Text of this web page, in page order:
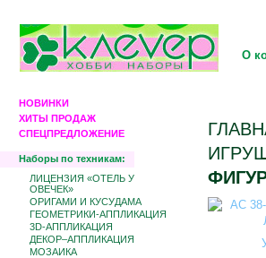
О
НОВИНКИ
ХИТЫ ПРОДАЖ
СПЕЦПРЕДЛОЖЕНИЕ
Наборы по техникам:
ЛИЦЕНЗИЯ «ОТЕЛЬ У
ОВЕЧЕК»
ОРИГАМИ И КУСУДАМА
ГЕОМЕТРИКИ-АППЛИКАЦИЯ
3D-АППЛИКАЦИЯ
ДЕКОР–АППЛИКАЦИЯ
МОЗАИКА